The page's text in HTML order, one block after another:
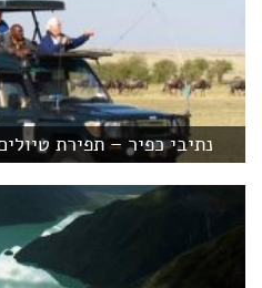
נתיבי כפיר – תפירת